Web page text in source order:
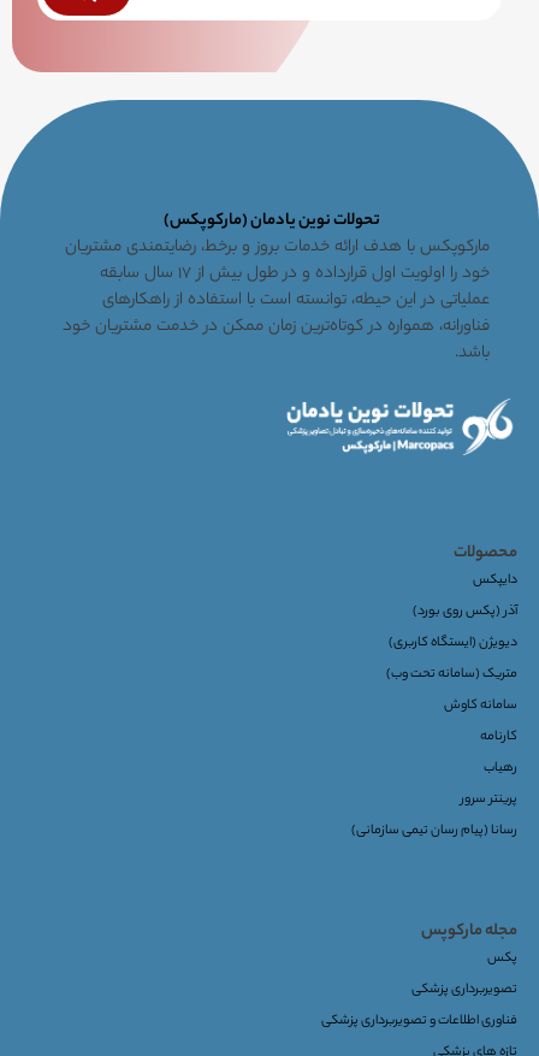
تحولات نوین یادمان (مارکوپکس)
مارکوپکس با هدف ارائه خدمات بروز و برخط، رضایتمندی مشتریان
خود را اولویت اول قرارداده و در طول بیش از ۱۷ سال سابقه
عملیاتی در این حیطه، توانسته است با استفاده از راهکارهای
فناورانه، همواره در کوتاه‌ترین زمان ممکن در خدمت مشتریان خود
باشد.
محصولات
دایپکس
آذر (پکس روی بورد)
دیویژن (ایستگاه کاربری)
متریک (سامانه تحت وب)
سامانه کاوش
کارنامه
رهیاب
پرینتر سرور
رسانا (پیام رسان تیمی سازمانی)
مجله مارکوپس
پکس
تصویربرداری پزشکی
فناوری اطلاعات و تصویربرداری پزشکی